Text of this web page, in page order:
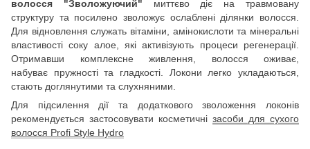
волосся "Зволожуючий" миттєво діє на травмовану
структуру та посилено зволожує ослаблені ділянки волосся.
Для відновлення служать вітаміни, амінокислоти та мінеральні
властивості соку алое, які активізують процеси регенерації.
Отримавши комплексне живлення, волосся оживає,
набуває пружності та гладкості. Локони легко укладаються,
стають доглянутими та слухняними.
Для підсилення дії та додаткового зволоження локонів
рекомендується застосовувати косметичні засоби для сухого
волосся Profi Style Hydro